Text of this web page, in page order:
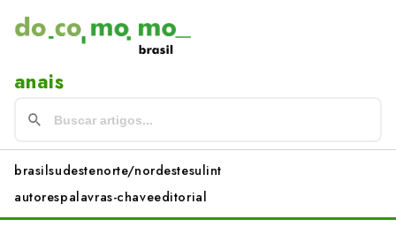
anais
brasilsudestenorte/nordestesulint
autorespalavras-chaveeditorial